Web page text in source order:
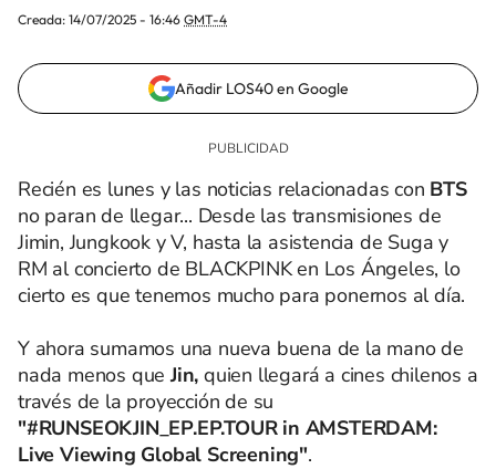
Creada: 14/07/2025 - 16:46 GMT-4
Añadir LOS40 en Google
Recién es lunes y las noticias relacionadas con BTS
no paran de llegar... Desde las transmisiones de
Jimin, Jungkook y V, hasta la asistencia de Suga y
RM al concierto de BLACKPINK en Los Ángeles, lo
cierto es que tenemos mucho para ponernos al día.
Y ahora sumamos una nueva buena de la mano de
nada menos queJin, quien llegará a cines chilenos a
través de la proyección de su
"#RUNSEOKJIN_EP.EP.TOUR in AMSTERDAM:
Live Viewing Global Screening".